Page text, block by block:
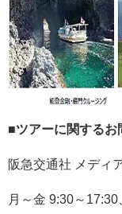
■ツアーに関するお
阪急交通社 メディ
月～金 9:30～